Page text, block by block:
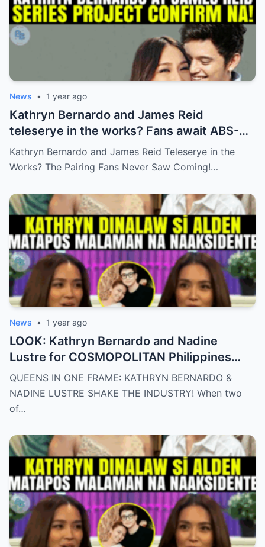
News • 1 year ago
Kathryn Bernardo and James Reid
teleserye in the works? Fans await ABS-
CBN’s official reveal
Kathryn Bernardo and James Reid Teleserye in the
Works? The Pairing Fans Never Saw Coming!…
News • 1 year ago
LOOK: Kathryn Bernardo and Nadine
Lustre for COSMOPOLITAN Philippines
May 2025 issue.
QUEENS IN ONE FRAME: KATHRYN BERNARDO &
NADINE LUSTRE SHAKE THE INDUSTRY! When two
of…